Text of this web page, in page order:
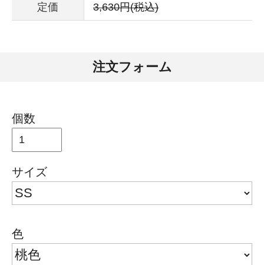
定価 3,630円(税込)
注文フォーム
個数
サイズ
色